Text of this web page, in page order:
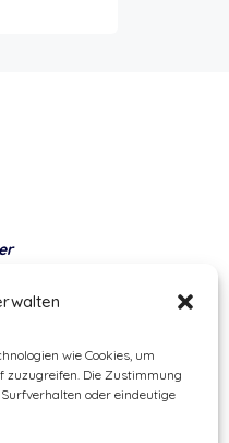
wie Cookies, um
zuzugreifen. Die Zustimmung
oder eindeutige